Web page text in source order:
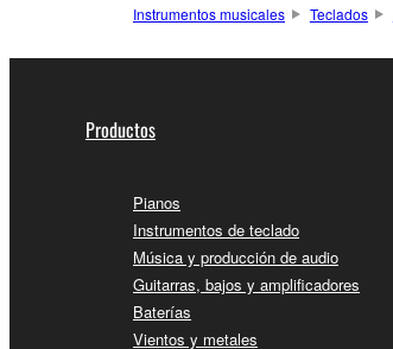
Instrumentos musicales Teclados
Productos
Pianos
Instrumentos de teclado
Música y producción de audio
Guitarras, bajos y amplificadores
Baterías
Vientos y metales